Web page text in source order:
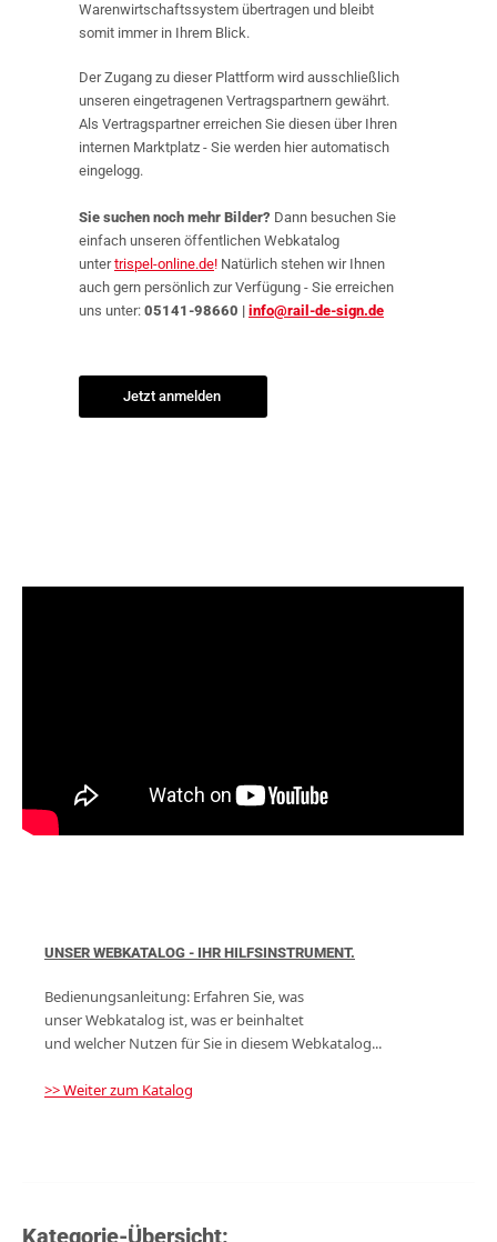
Warenwirtschaftssystem übertragen und bleibt
somit immer in Ihrem Blick.
Der Zugang zu dieser Plattform wird ausschließlich
unseren eingetragenen Vertragspartnern gewährt.
Als Vertragspartner erreichen Sie diesen über Ihren
internen Marktplatz - Sie werden hier automatisch
eingelogg.
Sie suchen noch mehr Bilder? Dann besuchen Sie
einfach unseren öffentlichen Webkatalog
untertrispel-online.de! Natürlich stehen wir Ihnen
auch gern persönlich zur Verfügung - Sie erreichen
uns unter: 05141-98660 | info@rail-de-sign.de
Jetzt anmelden
UNSER WEBKATALOG - IHR HILFSINSTRUMENT.
Bedienungsanleitung: Erfahren Sie, was
unser Webkatalog ist, was er beinhaltet
und welcher Nutzen für Sie in diesem Webkatalog...
>> Weiter zum Katalog
Kategorie-Übersicht: